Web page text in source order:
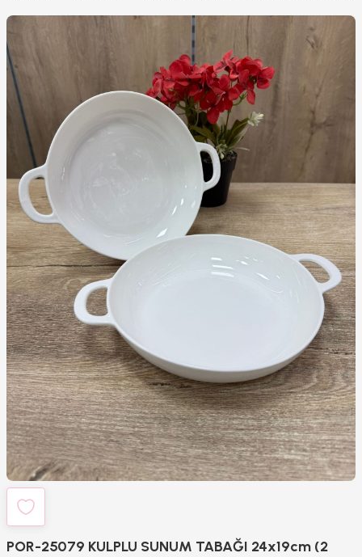
POR-25079 KULPLU SUNUM TABAĞI 24x19cm (2